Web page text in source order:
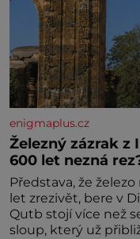
enigmaplus.cz
Železný zázrak z
600 let nezná
Představa, že
let zrezivět, bere v
Qutb stojí více než
sloup, který už